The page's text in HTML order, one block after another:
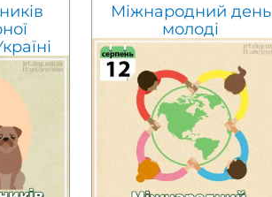
Міжнародний день
молоді